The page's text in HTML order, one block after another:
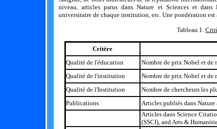
niveau, articles parus dans Nature et Sciences et
universitaire de chaque institution, etc. Une pondération est
Tableau 1.
Critère
Qualité de l'éducation
Nombre de prix Nobel et de
Qualité de l'institution
Nombre de prix Nobel et de
Qualité de l'Institution
Nombre de chercheurs les
Publications
Articles publiés dans Nature
Articles dans Science
(SSCI), and Arts &